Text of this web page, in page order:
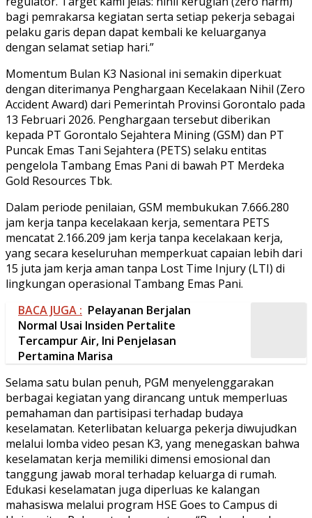
bagi pemrakarsa kegiatan serta setiap pekerja sebagai
pelaku garis depan dapat kembali ke keluarganya
dengan selamat setiap hari.”
Momentum Bulan K3 Nasional ini semakin diperkuat
dengan diterimanya Penghargaan Kecelakaan Nihil (Zero
Accident Award) dari Pemerintah Provinsi Gorontalo pada
13 Februari 2026. Penghargaan tersebut diberikan
kepada PT Gorontalo Sejahtera Mining (GSM) dan PT
Puncak Emas Tani Sejahtera (PETS) selaku entitas
pengelola Tambang Emas Pani di bawah PT Merdeka
Gold Resources Tbk.
Dalam periode penilaian, GSM membukukan 7.666.280
jam kerja tanpa kecelakaan kerja, sementara PETS
mencatat 2.166.209 jam kerja tanpa kecelakaan kerja,
yang secara keseluruhan memperkuat capaian lebih dari
15 juta jam kerja aman tanpa Lost Time Injury (LTI) di
lingkungan operasional Tambang Emas Pani.
BACA JUGA : Pelayanan Berjalan
Normal Usai Insiden Pertalite
Tercampur Air, Ini Penjelasan
Pertamina Marisa
Selama satu bulan penuh, PGM menyelenggarakan
berbagai kegiatan yang dirancang untuk memperluas
pemahaman dan partisipasi terhadap budaya
keselamatan. Keterlibatan keluarga pekerja diwujudkan
melalui lomba video pesan K3, yang menegaskan bahwa
keselamatan kerja memiliki dimensi emosional dan
tanggung jawab moral terhadap keluarga di rumah.
Edukasi keselamatan juga diperluas ke kalangan
mahasiswa melalui program HSE Goes to Campus di